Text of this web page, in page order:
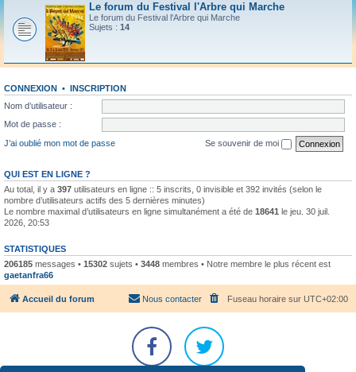
Le forum du Festival l'Arbre qui Marche
Le forum du Festival l'Arbre qui Marche
Sujets : 14
CONNEXION • INSCRIPTION
Nom d’utilisateur :
Mot de passe :
J’ai oublié mon mot de passe
Se souvenir de moi
QUI EST EN LIGNE ?
Au total, il y a 397 utilisateurs en ligne :: 5 inscrits, 0 invisible et 392 invités (selon le
nombre d’utilisateurs actifs des 5 dernières minutes)
Le nombre maximal d’utilisateurs en ligne simultanément a été de 18641 le jeu. 30 juil.
2026, 20:53
STATISTIQUES
206185 messages • 15302 sujets • 3448 membres • Notre membre le plus récent est
gaetanfra66
Accueil du forum Fuseau horaire sur UTC+02:00
Nous contacter